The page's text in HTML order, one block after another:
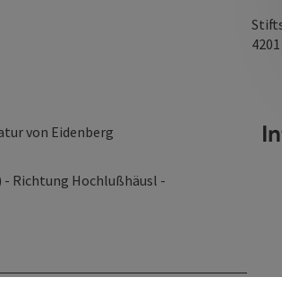
4201
von Eidenberg
Richtung Hochlußhäusl -